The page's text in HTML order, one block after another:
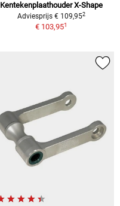
Kentekenplaathouder X-Shape
Adviesprijs € 109,952
€ 103,951